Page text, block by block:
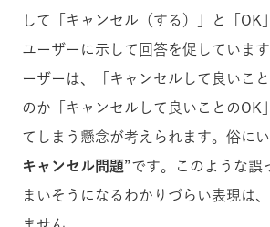
して「キャンセル（する）」と「OK
ユーザーに示して回答を促していま
ーザーは、「キャンセルして良いこ
のか「キャンセルして良いことのOK
てしまう懸念が考えられます。俗にい
キャンセル問題”です。このような誤
まいそうになるわかりづらい表現は